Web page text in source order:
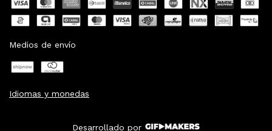
Medios de envío
Idiomas y monedas
Desarrollado por